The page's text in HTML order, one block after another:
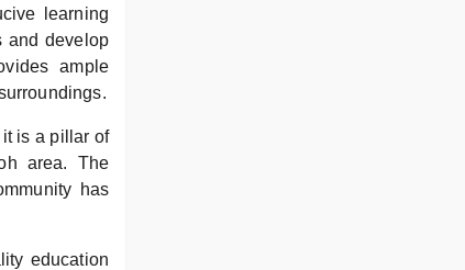
learning
and develop
ample
is a pillar of
area. The
has
education